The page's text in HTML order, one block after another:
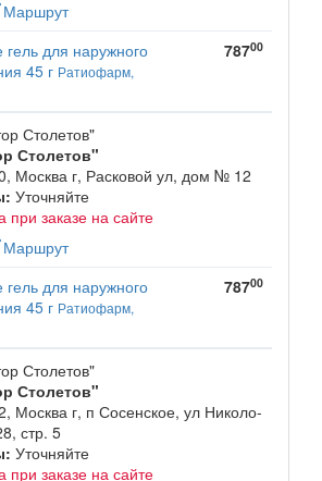
Маршрут
для наружного
45 г Ратиофарм,
78700
Столетов"
Москва г, Расковой ул, дом № 12
Уточняйте
при заказе на сайте
Маршрут
для наружного
45 г Ратиофарм,
78700
Столетов"
Москва г, п Сосенское, ул Николо-
стр. 5
Уточняйте
при заказе на сайте